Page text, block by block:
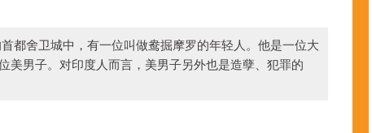
都舍卫城中，有一位叫做鸯掘摩罗的年轻人。他是一位大
美男子。对印度人而言，美男子另外也是造孽、犯罪的